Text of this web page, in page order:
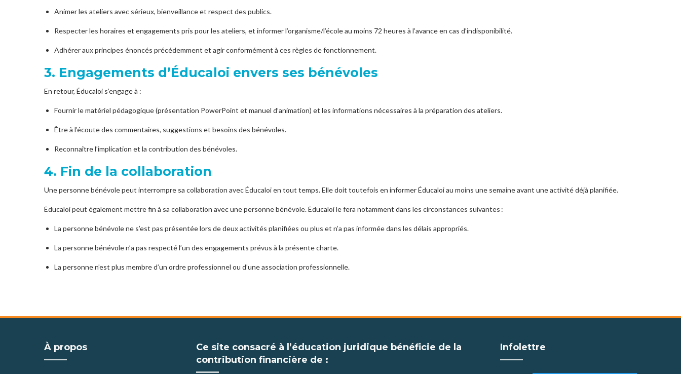
Animer les ateliers avec sérieux, bienveillance et respect des publics.
Respecter les horaires et engagements pris pour les ateliers, et informer l’organisme/l’école au moins 72 heures à l’avance en cas d’indisponibilité.
Adhérer aux principes énoncés précédemment et agir conformément à ces règles de fonctionnement.
3. Engagements d’Éducaloi envers ses bénévoles
En retour, Éducaloi s’engage à :
Fournir le matériel pédagogique (présentation PowerPoint et manuel d’animation) et les informations nécessaires à la préparation des ateliers.
Être à l’écoute des commentaires, suggestions et besoins des bénévoles.
Reconnaître l’implication et la contribution des bénévoles.
4. Fin de la collaboration
Une personne bénévole peut interrompre sa collaboration avec Éducaloi en tout temps. Elle doit toutefois en informer Éducaloi au moins une semaine avant une activité déjà planifiée.
Éducaloi peut également mettre fin à sa collaboration avec une personne bénévole. Éducaloi le fera notamment dans les circonstances suivantes :
La personne bénévole ne s’est pas présentée lors de deux activités planifiées ou plus et n’a pas informée dans les délais appropriés.
La personne bénévole n’a pas respecté l’un des engagements prévus à la présente charte.
La personne n’est plus membre d’un ordre professionnel ou d’une association professionnelle.
À propos
Ce site consacré à l’éducation juridique bénéficie de la
contribution financière de :
Infolettre